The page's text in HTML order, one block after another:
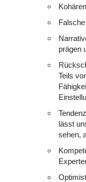
prägen
Teils
lässt
sehen,